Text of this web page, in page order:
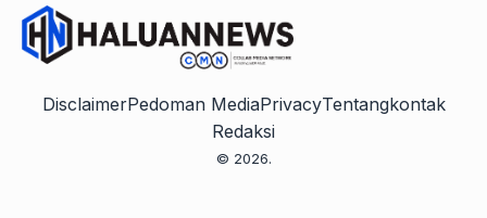
DisclaimerPedoman MediaPrivacyTentangkontak
Redaksi
© 2026.